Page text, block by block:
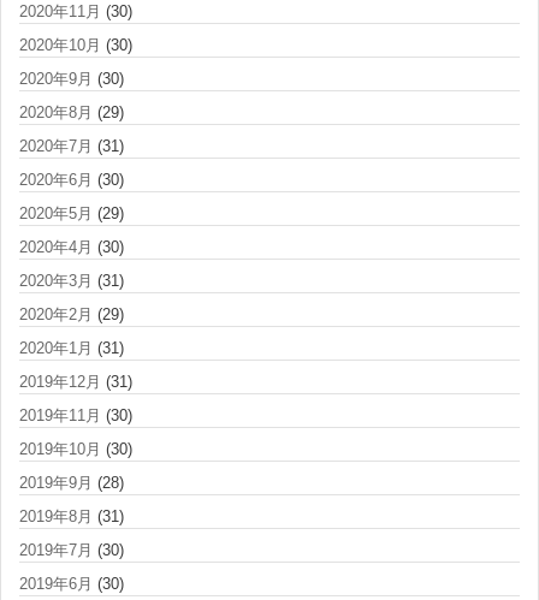
2020年11月 (30)
2020年10月 (30)
2020年9月 (30)
2020年8月 (29)
2020年7月 (31)
2020年6月 (30)
2020年5月 (29)
2020年4月 (30)
2020年3月 (31)
2020年2月 (29)
2020年1月 (31)
2019年12月 (31)
2019年11月 (30)
2019年10月 (30)
2019年9月 (28)
2019年8月 (31)
2019年7月 (30)
2019年6月 (30)